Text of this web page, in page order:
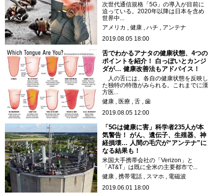
次世代通信規格「5G」の導入が目前に
迫っている。2020年以降は日本を含め
世界中...
アメリカ
健康 ハチ
アンテナ
2019.08.05 18:00
舌でわかるアナタの健康状態、4つの
ポイントを紹介！ 白っぽいとカンジ
ダが… 健康改善法もアドバイス！
人の舌には、各自の健康状態を反映し
た独特の特徴がみられる。これまでに漢
方医...
健康
医療 舌
歯
2019.08.05 12:00
「5Gは健康に害」科学者235人が本
気警告！ がん、遺伝子、生殖器、神
経損壊… 人間の毛穴が“アンテナ”に
なる結果も！
米国大手携帯会社の「Verizon」と
「AT&T」は既に全米の主要都市で...
健康
携帯電話 スマホ
電磁波
2019.06.01 18:00